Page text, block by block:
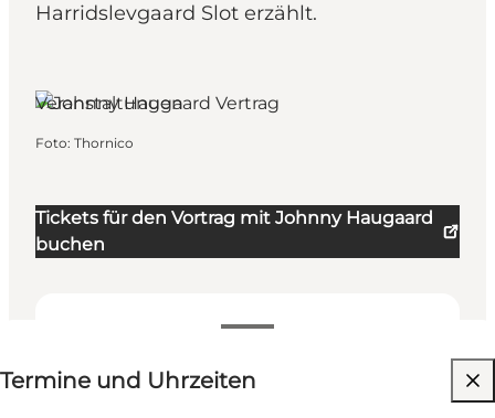
Harridslevgaard Slot erzählt.
Tickets für den Vortrag mit Johnny Haugaard
buchen
Termine und Uhrzeiten
Termine und Uhrzeiten
Freunde, Mein Partner, Mir selbst
Veranstaltungen
Foto: Thornico